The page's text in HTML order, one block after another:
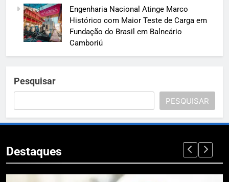
Engenharia Nacional Atinge Marco
Histórico com Maior Teste de Carga em
Fundação do Brasil em Balneário
Camboriú
Pesquisar
PESQUISAR
Destaques